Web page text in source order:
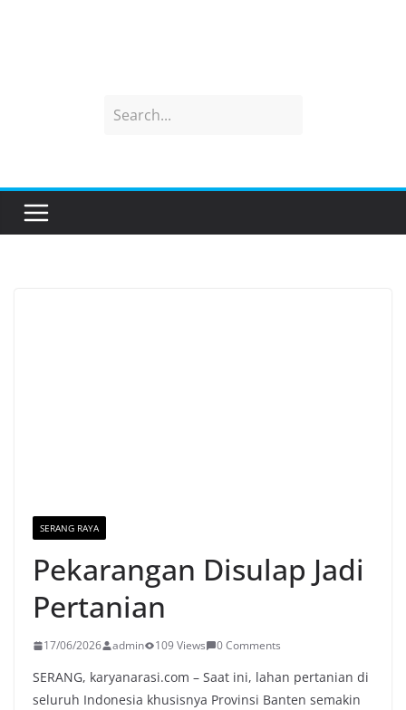
SERANG RAYA
Pekarangan Disulap Jadi
Pertanian
17/06/2026 admin 109 Views 0 Comments
SERANG, karyanarasi.com – Saat ini, lahan pertanian di
seluruh Indonesia khusisnya Provinsi Banten semakin